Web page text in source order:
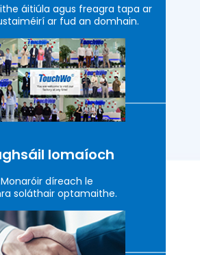
áitiúla agus freagra tapa ar
ar fud an domhain.
Iomaíoch
Monaróir díreach le
soláthair optamaithe.